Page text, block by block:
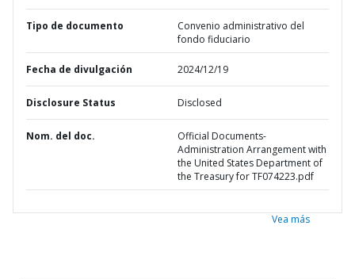
Tipo de documento
Convenio administrativo del
fondo fiduciario
Fecha de divulgación 2024/12/19
Disclosure Status Disclosed
Nom. del doc.
Official Documents-
Administration Arrangement with
the United States Department of
the Treasury for TF074223.pdf
Vea más